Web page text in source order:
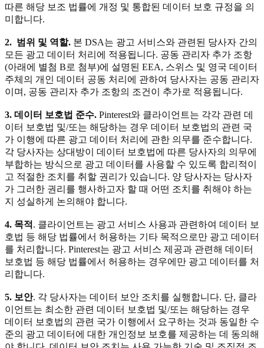
따른 해당 보조 법률에 개정 및 통합된 데이터 보호 규정을 의
미합니다.
2. 범위 및 역할. 본 DSA는 광고 서비스와 관련된 당사자 간의
모든 광고 데이터 처리에 적용됩니다. 공동 관리자 추가 조항
(아래에 별첨 B로 첨부)에 설명된 EEA, 스위스 및 영국 데이터
주체의 개인 데이터 공동 처리에 관하여 당사자는 공동 관리자
이며, 공동 관리자 추가 조항의 조건이 추가로 적용됩니다.
3. 데이터 보호법 준수. Pinterest와 클라이언트는 각각 관련 데
이터 보호법 및/또는 해당하는 경우 데이터 보호법의 관련 국
가 이행에 따른 광고 데이터 처리에 관한 의무를 준수합니다.
각 당사자는 상대방이 데이터 보호법에 따른 당사자의 의무에
부합하는 방식으로 광고 데이터를 사용할 수 있도록 합리적이
고 적절한 조치를 취할 권리가 있습니다. 양 당사자는 당사자
가 그러한 권리를 행사하고자 할 때 어떤 조치를 취해야 하는
지 성실하게 논의해야 합니다.
4. 목적 . 클라이언트는 광고 서비스 사용과 관련하여 데이터 보
호법 등 해당 법률에서 허용하는 기타 목적으로만 광고 데이터
를 처리합니다. Pinterest는 광고 서비스 제공과 관련해 데이터
보호법 등 해당 법률에서 허용하는 경우에만 광고 데이터를 처
리합니다.
5. 보안. 각 당사자는 데이터 보안 조치를 실행합니다. 단, 클라
이언트는 최소한 관련 데이터 보호법 및/또는 해당하는 경우
데이터 보호법의 관련 국가 이행에서 요구하는 것과 동일한 수
준의 광고 데이터에 대한 개인정보 보호를 제공하는 데 동의해